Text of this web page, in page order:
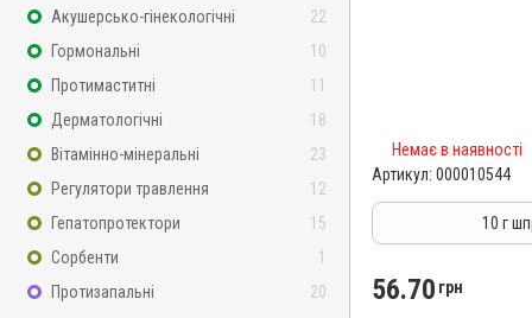
Акушерсько-гінекологічні
22
Гормональні
10
Протимаститні
11
Дерматологічні
18
Вітамінно-мінеральні
23
Регулятори травлення
12
Гепатопротектори
15
Сорбенти
1
Протизапальні
20
Антигельмінтні,
Інсектоакарицидні
Лікарська форма
Івермектин, Ксероформ,
Немає в наявності
Артикул: 000010544
10 г
56.70 грн